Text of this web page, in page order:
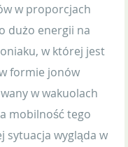
w proporcjach
dużo energii na
w której jest
formie jonów
w wakuolach
mobilność tego
sytuacja wygląda w